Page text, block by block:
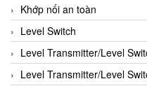
ATI (Analytical Technology
Atos
Atrax
Auma
Khớp nối an toàn
Level Switch
Level Transmitter/Level
Level Transmitter/Level